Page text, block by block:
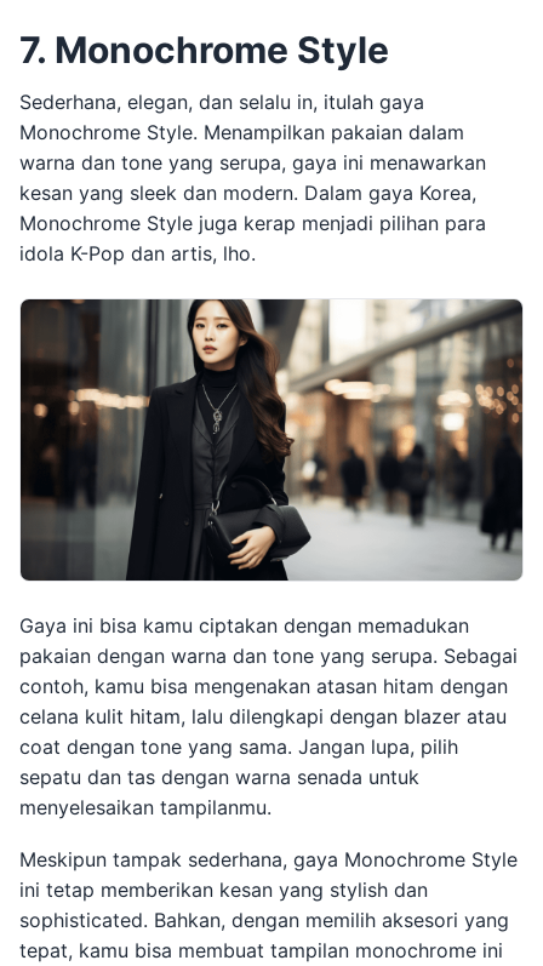
7. Monochrome Style
Sederhana, elegan, dan selalu in, itulah gaya
Monochrome Style. Menampilkan pakaian dalam
warna dan tone yang serupa, gaya ini menawarkan
kesan yang sleek dan modern. Dalam gaya Korea,
Monochrome Style juga kerap menjadi pilihan para
idola K-Pop dan artis, lho.
Gaya ini bisa kamu ciptakan dengan memadukan
pakaian dengan warna dan tone yang serupa. Sebagai
contoh, kamu bisa mengenakan atasan hitam dengan
celana kulit hitam, lalu dilengkapi dengan blazer atau
coat dengan tone yang sama. Jangan lupa, pilih
sepatu dan tas dengan warna senada untuk
menyelesaikan tampilanmu.
Meskipun tampak sederhana, gaya Monochrome Style
ini tetap memberikan kesan yang stylish dan
sophisticated. Bahkan, dengan memilih aksesori yang
tepat, kamu bisa membuat tampilan monochrome ini